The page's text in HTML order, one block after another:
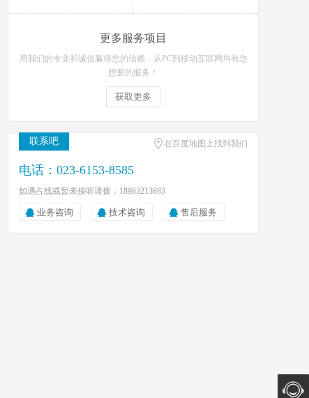
更多服务项目
用我们的专业和诚信赢得您的信赖，从PC到移动互联网均有您
想要的服务！
获取更多
联系吧 在百度地图上找到我们
电话：023-6153-8585
如遇占线或暂未接听请拨：18983213883
业务咨询 技术咨询 售后服务